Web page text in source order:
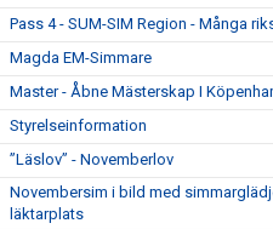
Pass 4 - SUM-SIM Region - Många
Magda EM-Simmare
Master - Åbne Mästerskap I
Styrelseinformation
”Läslov” - Novemberlov
Novembersim i bild med
läktarplats